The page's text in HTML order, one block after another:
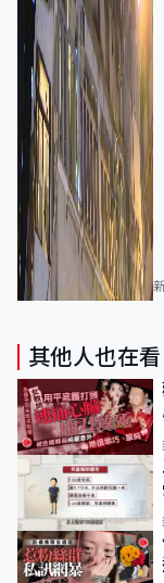
其他人也在看